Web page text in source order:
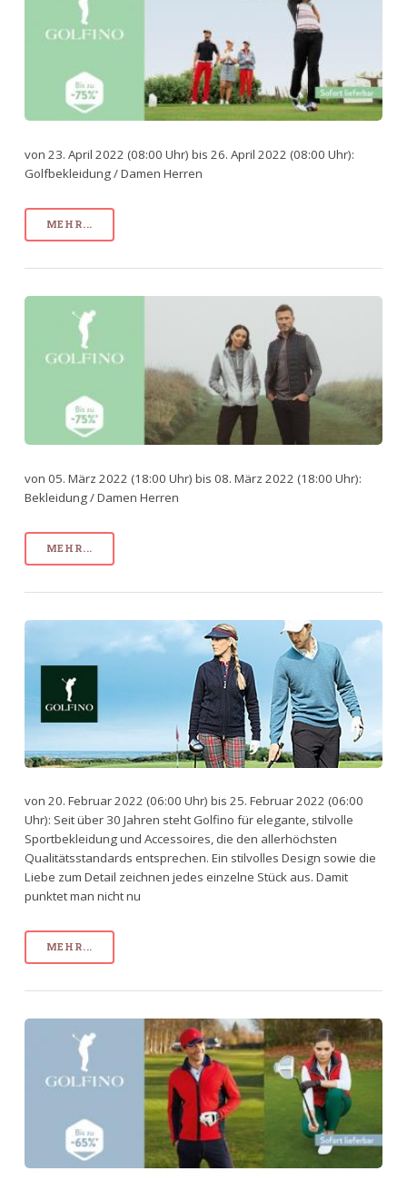
von 23. April 2022 (08:00 Uhr) bis 26. April 2022 (08:00 Uhr):
Golfbekleidung / Damen Herren
MEHR...
von 05. März 2022 (18:00 Uhr) bis 08. März 2022 (18:00 Uhr):
Bekleidung / Damen Herren
MEHR...
von 20. Februar 2022 (06:00 Uhr) bis 25. Februar 2022 (06:00
Uhr): Seit über 30 Jahren steht Golfino für elegante, stilvolle
Sportbekleidung und Accessoires, die den allerhöchsten
Qualitätsstandards entsprechen. Ein stilvolles Design sowie die
Liebe zum Detail zeichnen jedes einzelne Stück aus. Damit
punktet man nicht nu
MEHR...